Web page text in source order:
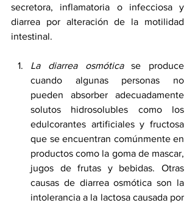
secretora, inflamatoria o infecciosa y
diarrea por alteración de la motilidad
intestinal.
La diarrea osmótica se produce
cuando algunas personas no
pueden absorber adecuadamente
solutos hidrosolubles como los
edulcorantes artificiales y fructosa
que se encuentran comúnmente en
productos como la goma de mascar,
jugos de frutas y bebidas. Otras
causas de diarrea osmótica son la
intolerancia a la lactosa causada por